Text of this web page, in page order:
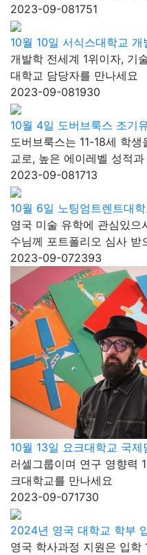
2023-09-081751
10월 10일 서식스대학교 개
개발학 전세계 1위이자, 기
대학교 담당자를 만나세요
2023-09-081930
10월 4일 도버브룩스 조기
도버브룩스는 11-18세 학
교로, 높은 에이레벨 성적
2023-09-081713
10월 6일 노팅엄트렌트대
영국 미술 유학에 관심있으
수님께 포트폴리오 심사 받
2023-09-072393
10월 13일 요크대학교 국제
러셀그룹이며 연구 영향력
크대학교를 만나세요
2023-09-071730
2024년 영국 대학교 학부
영국 학사과정 지원은 입학